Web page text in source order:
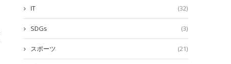
IT (32)
SDGs (3)
スポーツ (21)